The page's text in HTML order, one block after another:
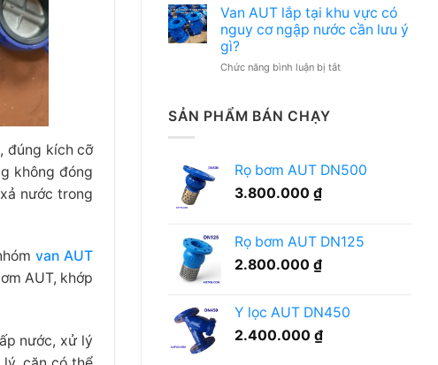
đúng kích cỡ
không đóng
nước trong
van AUT
AUT, khớp
nước, xử lý
lưu
ý
gì?
cấp
rửa
công
AUT
dùng
cho
ống
nhà
ra
Van AUT lắp tại khu vực có
nguy cơ ngập nước cần lưu ý
gì?
Chức năng bình luận bị tắtở
có
cần
SẢN PHẨM BÁN CHẠY
Rọ bơm AUT DN500
3.800.000 ₫
Rọ bơm AUT DN125
2.800.000 ₫
Y lọc AUT DN450
2.400.000 ₫